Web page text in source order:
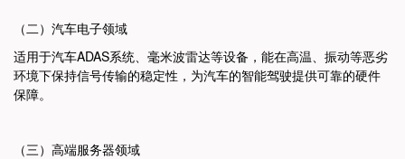
（二）汽车电子领域
适用于汽车ADAS系统、毫米波雷达等设备，能在高温、振动等恶劣
环境下保持信号传输的稳定性，为汽车的智能驾驶提供可靠的硬件
保障。
（三）高端服务器领域